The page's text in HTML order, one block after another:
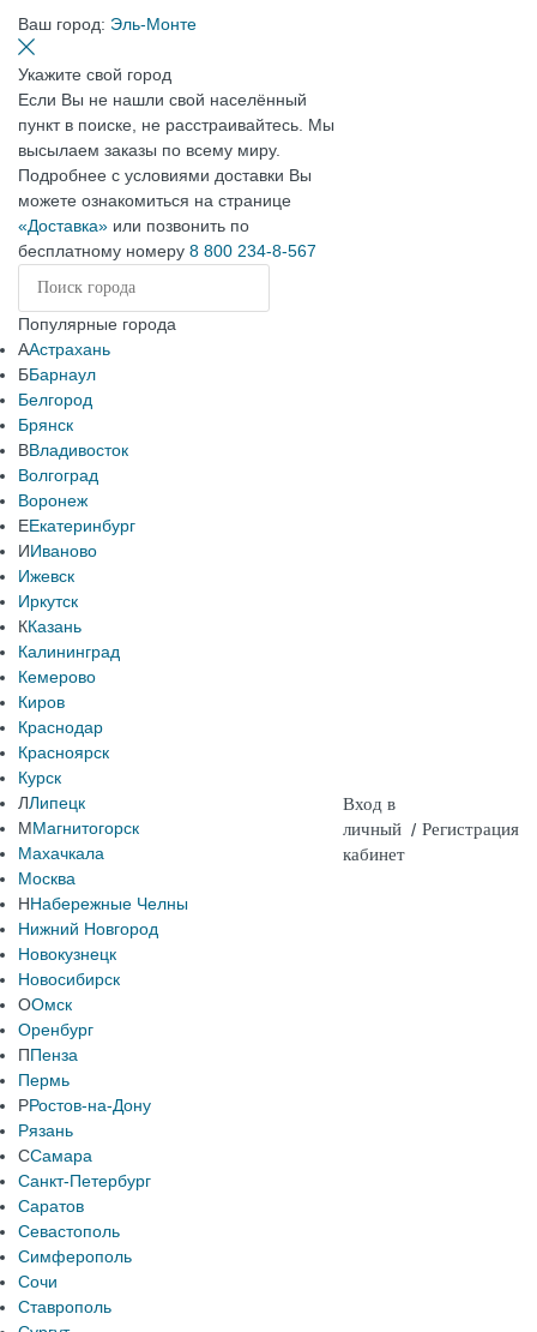
Ваш город: Эль-Монте
Укажите свой город
Если Вы не нашли свой населённый
пункт в поиске, не расстраивайтесь. Мы
высылаем заказы по всему миру.
Подробнее с условиями доставки Вы
можете ознакомиться на странице
«Доставка» или позвонить по
бесплатному номеру 8 800 234-8-567
Популярные города
ААстрахань
ББарнаул
Белгород
Брянск
ВВладивосток
Волгоград
Воронеж
ЕЕкатеринбург
ИИваново
Ижевск
Иркутск
ККазань
Калининград
Кемерово
Киров
Краснодар
Красноярск
Курск
ЛЛипецк
ММагнитогорск
Махачкала
Москва
ННабережные Челны
Нижний Новгород
Новокузнецк
Новосибирск
ООмск
Оренбург
ППенза
Пермь
РРостов-на-Дону
Рязань
ССамара
Санкт-Петербург
Саратов
Севастополь
Симферополь
Сочи
Ставрополь
Вход в
личный
кабинет
/ Регистрация